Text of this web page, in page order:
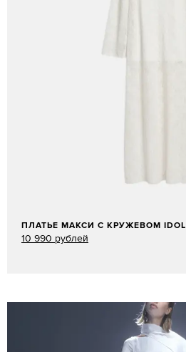
ПЛАТЬЕ МАКСИ С КРУЖЕВОМ IDOL
10 990 рублей